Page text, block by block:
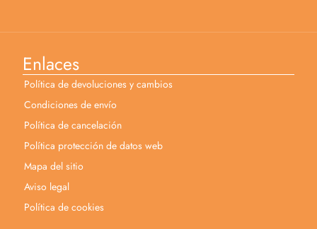
Enlaces
Política de devoluciones y cambios
Condiciones de envío
Política de cancelación
Política protección de datos web
Mapa del sitio
Aviso legal
Política de cookies